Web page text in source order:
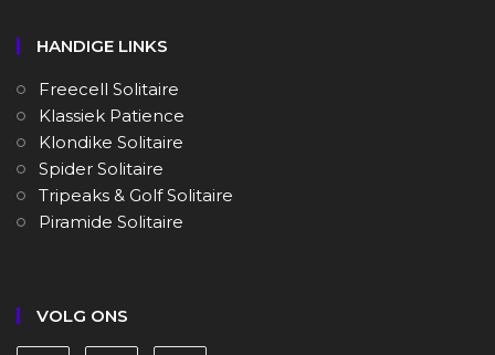
HANDIGE LINKS
Freecell Solitaire
Klassiek Patience
Klondike Solitaire
Spider Solitaire
Tripeaks & Golf Solitaire
Piramide Solitaire
VOLG ONS